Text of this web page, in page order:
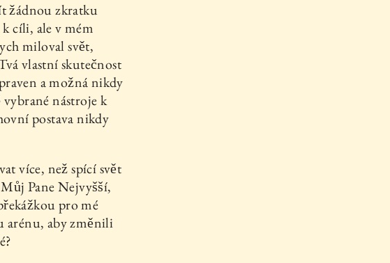
žádnou zkratku
cíli, ale v mém
miloval svět,
vlastní skutečnost
a možná nikdy
nástroje k
postava nikdy
více, než spící svět
Pane Nejvyšší,
pro mé
arénu, aby změnili